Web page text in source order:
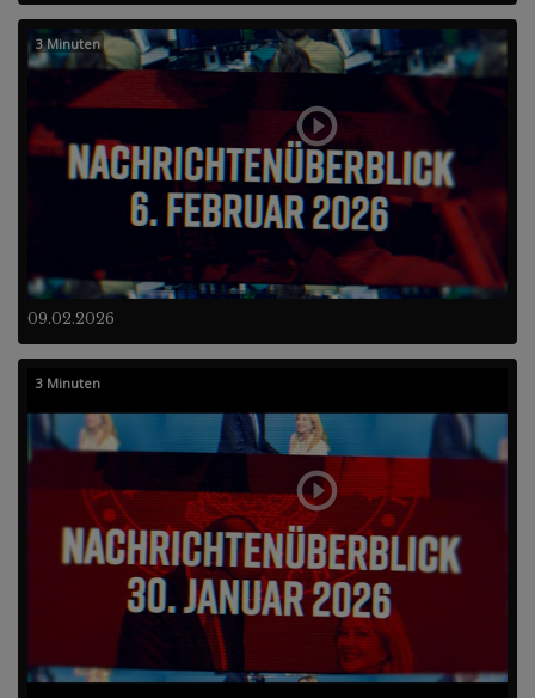
09.02.2026
3 Minuten
3 Minuten